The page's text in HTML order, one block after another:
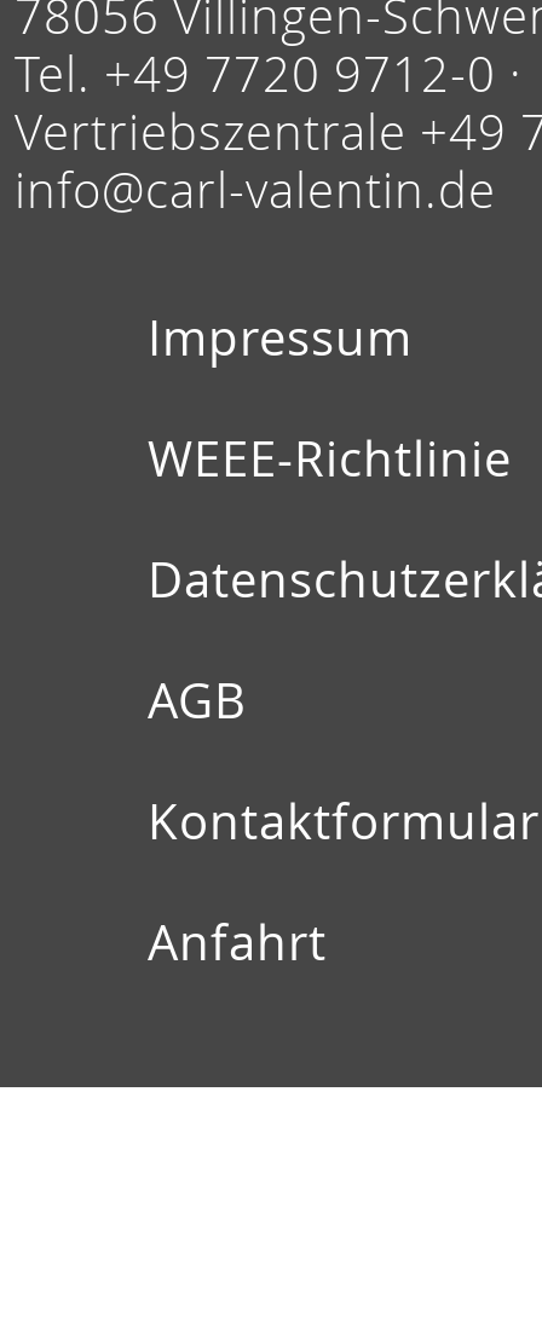
78056 Villingen-
Tel. +49 7720 9712-0 ·
Vertriebszentrale +49
info@carl-valentin.de
Impressum
WEEE-Richtlinie
AGB
Kontaktformular
Anfahrt